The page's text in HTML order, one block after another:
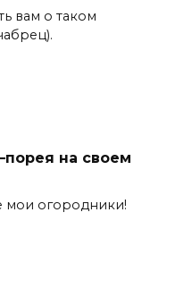
вам о таком
на своем
мои огородники!